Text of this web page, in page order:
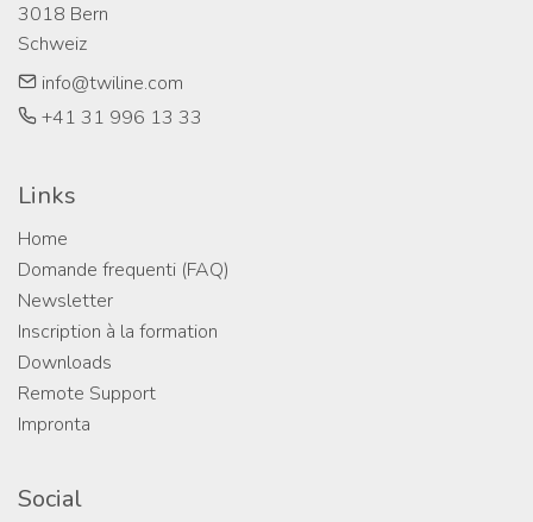
3018 Bern
Schweiz
info@twiline.com
+41 31 996 13 33
Links
Home
Domande frequenti (FAQ)
Newsletter
Inscription à la formation
Downloads
Remote Support
Impronta
Social